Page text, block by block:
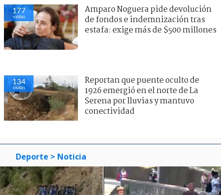
177
visitas
Amparo Noguera pide devolución
de fondos e indemnización tras
estafa: exige más de $500 millones
134
visitas
Reportan que puente oculto de
1926 emergió en el norte de La
Serena por lluvias y mantuvo
conectividad
Deporte > Noticia